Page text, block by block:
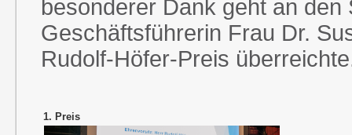
besonderer Dank geht an
Geschäftsführerin Frau Dr.
Rudolf-Höfer-Preis
1. Preis